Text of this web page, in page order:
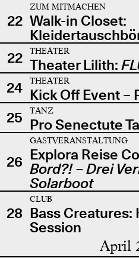
22
ZUM MITMACHEN
Walk-in Closet:
22
THEATER
Theater Lilith:
24
THEATER
Kick Off Event –
25
TANZ
Pro Senectute
26
GASTVERANSTALTUNG
Explora Reise
Bord?! – Drei
Solarboot
28
CLUB
Bass Creatures:
Session
April